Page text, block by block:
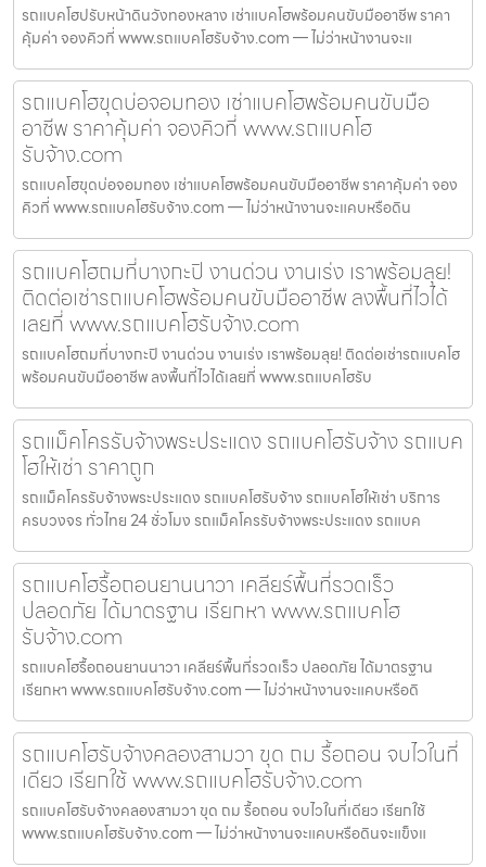
รถแบคโฮปรับหน้าดินวังทองหลาง เช่าแบคโฮพร้อมคนขับมืออาชีพ ราคา
คุ้มค่า จองคิวที่ www.รถแบคโฮรับจ้าง.com — ไม่ว่าหน้างานจะแ
รถแบคโฮขุดบ่อจอมทอง เช่าแบคโฮพร้อมคนขับมือ
อาชีพ ราคาคุ้มค่า จองคิวที่ www.รถแบคโฮ
รับจ้าง.com
รถแบคโฮขุดบ่อจอมทอง เช่าแบคโฮพร้อมคนขับมืออาชีพ ราคาคุ้มค่า จอง
คิวที่ www.รถแบคโฮรับจ้าง.com — ไม่ว่าหน้างานจะแคบหรือดิน
รถแบคโฮถมที่บางกะปิ งานด่วน งานเร่ง เราพร้อมลุย!
ติดต่อเช่ารถแบคโฮพร้อมคนขับมืออาชีพ ลงพื้นที่ไวได้
เลยที่ www.รถแบคโฮรับจ้าง.com
รถแบคโฮถมที่บางกะปิ งานด่วน งานเร่ง เราพร้อมลุย! ติดต่อเช่ารถแบคโฮ
พร้อมคนขับมืออาชีพ ลงพื้นที่ไวได้เลยที่ www.รถแบคโฮรับ
รถแม็คโครรับจ้างพระประแดง รถแบคโฮรับจ้าง รถแบค
โฮให้เช่า ราคาถูก
รถแม็คโครรับจ้างพระประแดง รถแบคโฮรับจ้าง รถแบคโฮให้เช่า บริการ
ครบวงจร ทั่วไทย 24 ชั่วโมง รถแม็คโครรับจ้างพระประแดง รถแบค
รถแบคโฮรื้อถอนยานนาวา เคลียร์พื้นที่รวดเร็ว
ปลอดภัย ได้มาตรฐาน เรียกหา www.รถแบคโฮ
รับจ้าง.com
รถแบคโฮรื้อถอนยานนาวา เคลียร์พื้นที่รวดเร็ว ปลอดภัย ได้มาตรฐาน
เรียกหา www.รถแบคโฮรับจ้าง.com — ไม่ว่าหน้างานจะแคบหรือดิ
รถแบคโฮรับจ้างคลองสามวา ขุด ถม รื้อถอน จบไวในที่
เดียว เรียกใช้ www.รถแบคโฮรับจ้าง.com
รถแบคโฮรับจ้างคลองสามวา ขุด ถม รื้อถอน จบไวในที่เดียว เรียกใช้
www.รถแบคโฮรับจ้าง.com — ไม่ว่าหน้างานจะแคบหรือดินจะแข็งแ